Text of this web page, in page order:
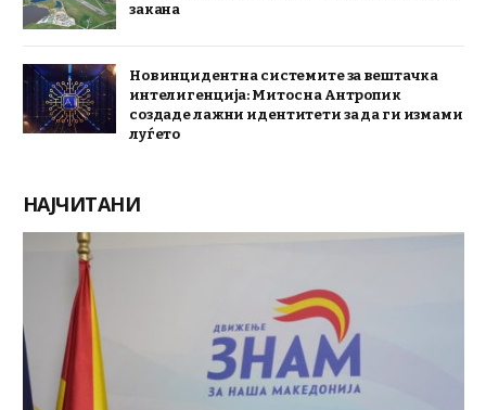
закана
Нов инцидент на системите за вештачка
интелигенција: Митос на Антропик
создаде лажни идентитети за да ги измами
луѓето
НАЈЧИТАНИ